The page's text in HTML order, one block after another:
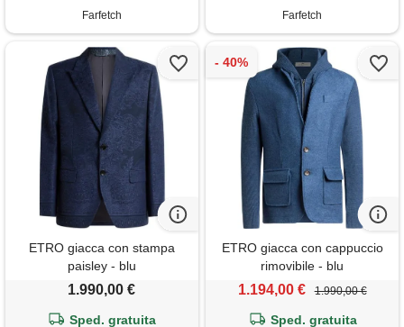
Farfetch
Farfetch
ETRO giacca con stampa
paisley - blu
1.990,00 €
Sped. gratuita
ETRO giacca con cappuccio
rimovibile - blu
1.194,00 € 1.990,00 €
Sped. gratuita